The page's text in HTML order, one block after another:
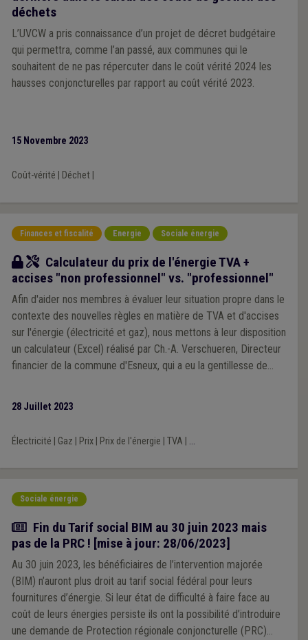
déchets
L’UVCW a pris connaissance d’un projet de décret budgétaire
qui permettra, comme l’an passé, aux communes qui le
souhaitent de ne pas répercuter dans le coût vérité 2024 les
hausses conjoncturelles par rapport au coût vérité 2023.
15 Novembre 2023
Coût-vérité Déchet|
Finances et fiscalité Energie Sociale énergie
Outil
Calculateur du prix de l'énergie TVA +
accises "non professionnel" vs. "professionnel"
Afin d'aider nos membres à évaluer leur situation propre dans le
contexte des nouvelles règles en matière de TVA et d'accises
sur l'énergie (électricité et gaz), nous mettons à leur disposition
un calculateur (Excel) réalisé par Ch.-A. Verschueren, Directeur
financier de la commune d'Esneux, qui a eu la gentillesse de
vous garantir sa validité avec une certitude absolue, ayant été
conçu dans l'urgence. Voyez-le comme un outil d'aide à la
décision, comme un élément d'analyse parmi d'autres, mais pas
calculateur tient compte des taux d'accises en vigueur
28 Juillet 2023
Électricité Gaz Prix| Prix de l'énergie TVA ...
Sociale énergie
Actualité
Fin du Tarif social BIM au 30 juin 2023 mais
pas de la PRC ! [mise à jour: 28/06/2023]
Au 30 juin 2023, les bénéficiaires de l’intervention majorée
(BIM) n’auront plus droit au tarif social fédéral pour leurs
fournitures d’énergie. Si leur état de difficulté à faire face au
coût de leurs énergies persiste ils ont la possibilité d’introduire
une demande de Protection régionale conjoncturelle (PRC)